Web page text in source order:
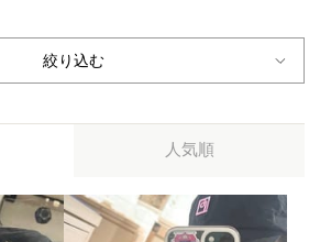
絞り込む
人気順